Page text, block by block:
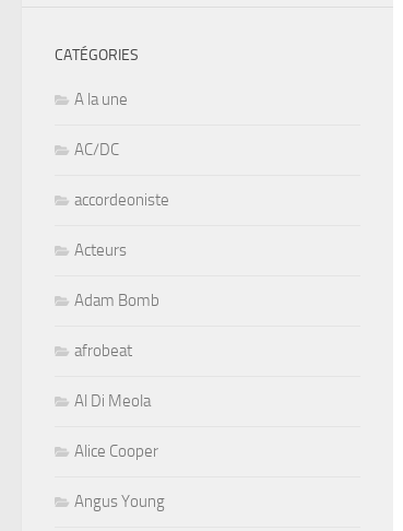
CATÉGORIES
A la une
AC/DC
accordeoniste
Acteurs
Adam Bomb
afrobeat
Al Di Meola
Alice Cooper
Angus Young